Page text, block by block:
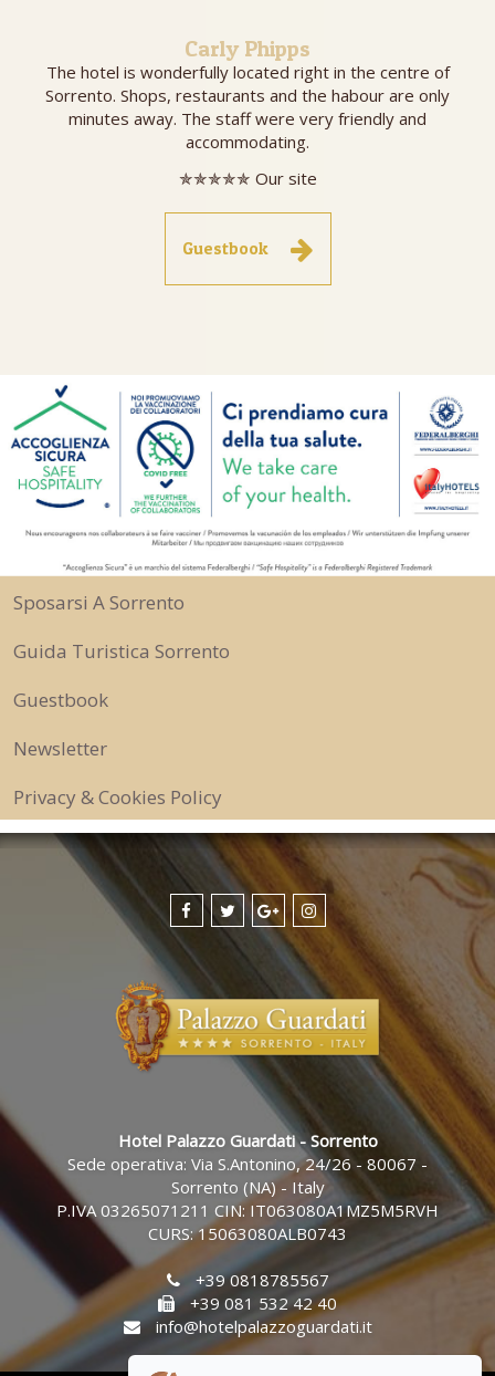
Carly Phipps
The hotel is wonderfully located right in the centre of
Sorrento. Shops, restaurants and the habour are only
minutes away. The staff were very friendly and
accommodating.
✯✯✯✯✯ Our site
Guestbook
Sposarsi A Sorrento
Guida Turistica Sorrento
Guestbook
Newsletter
Privacy & Cookies Policy
Hotel Palazzo Guardati - Sorrento
Sede operativa: Via S.Antonino, 24/26 - 80067 -
Sorrento (NA) - Italy
P.IVA 03265071211 CIN: IT063080A1MZ5M5RVH
CURS: 15063080ALB0743
+39 0818785567
+39 081 532 42 40
info@hotelpalazzoguardati.it